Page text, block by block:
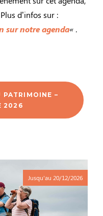
d’infos sur :
sur notre agenda« .
PATRIMOINE –
2026
Jusqu'au 20/12/2026